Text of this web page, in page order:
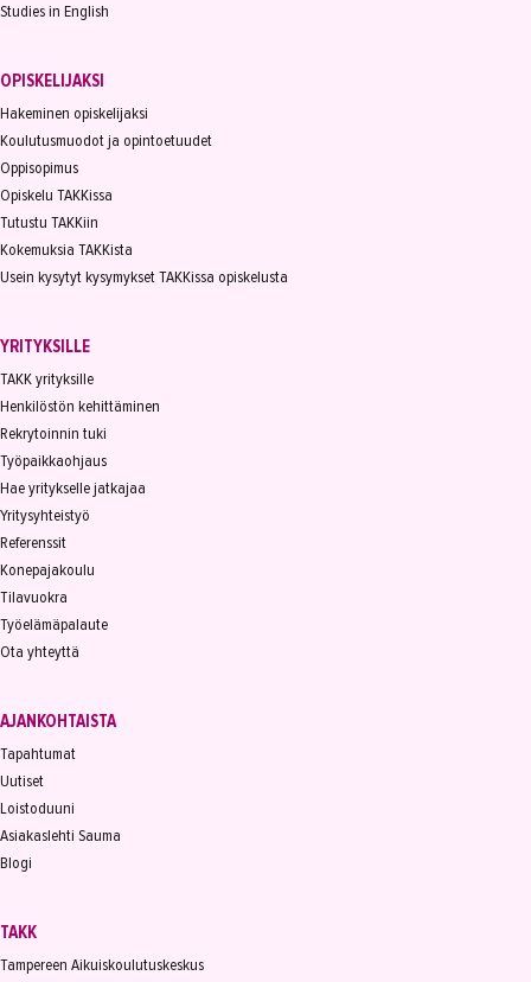
Studies in English
OPISKELIJAKSI
Hakeminen opiskelijaksi
Koulutusmuodot ja opintoetuudet
Oppisopimus
Opiskelu TAKKissa
Tutustu TAKKiin
Kokemuksia TAKKista
Usein kysytyt kysymykset TAKKissa opiskelusta
YRITYKSILLE
TAKK yrityksille
Henkilöstön kehittäminen
Rekrytoinnin tuki
Työpaikkaohjaus
Hae yritykselle jatkajaa
Yritysyhteistyö
Referenssit
Konepajakoulu
Tilavuokra
Työelämäpalaute
Ota yhteyttä
AJANKOHTAISTA
Tapahtumat
Uutiset
Loistoduuni
Asiakaslehti Sauma
Blogi
TAKK
Tampereen Aikuiskoulutuskeskus